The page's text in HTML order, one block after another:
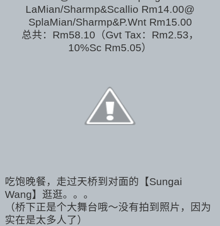
LaMian/Sharmp&Scallio Rm14.00@
SplaMian/Sharmp&P.Wnt Rm15.00
总共：Rm58.10（Gvt Tax：Rm2.53，
10%Sc Rm5.05）
吃饱晚餐，走过天桥到对面的【Sungai
Wang】逛逛。。。
（桥下正是个大舞台哦～没有拍到照片，因为
实在是太多人了）